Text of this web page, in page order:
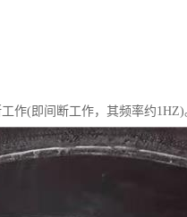
作(即间断工作，其频率约1HZ)